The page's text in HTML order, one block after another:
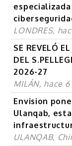
LONDRES,
SE REVELÓ
DEL
2026-27
MILÁN, hace
Envision
Ulanqab,
ULANQAB,